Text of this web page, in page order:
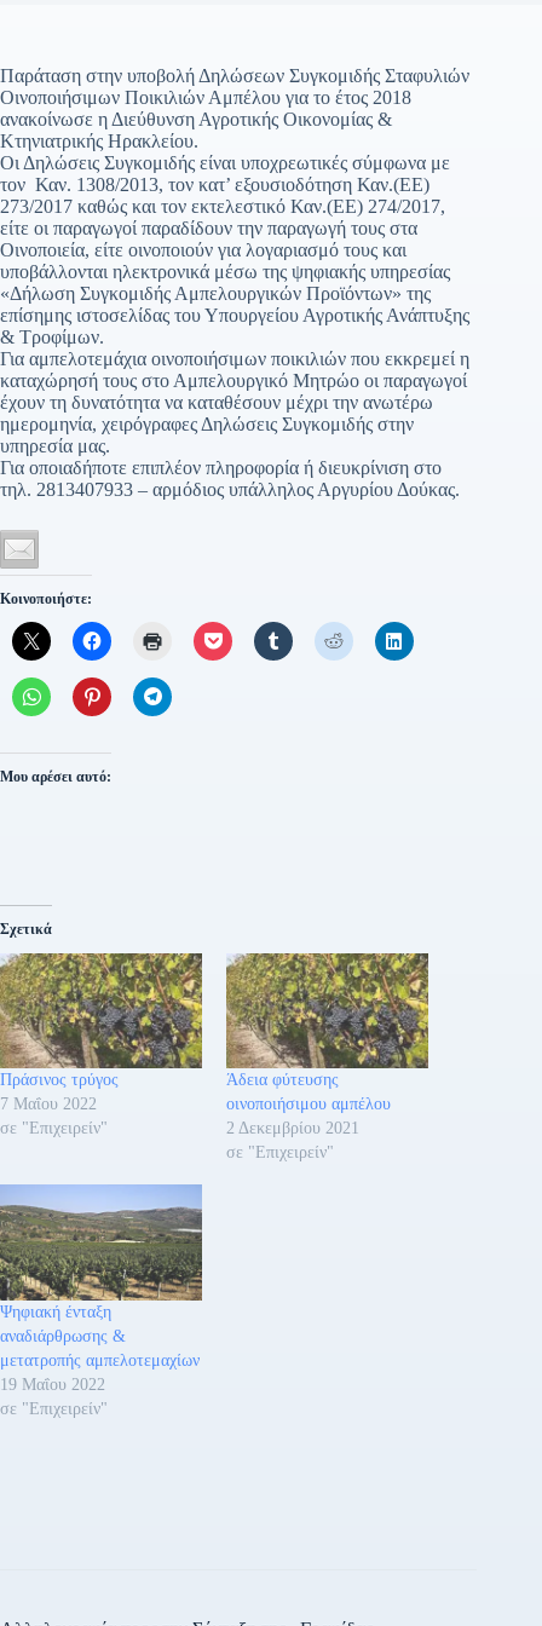
Παράταση στην υποβολή Δηλώσεων Συγκομιδής Σταφυλιών
Οινοποιήσιμων Ποικιλιών Αμπέλου για το έτος 2018
ανακοίνωσε η Διεύθυνση Αγροτικής Οικονομίας &
Κτηνιατρικής Ηρακλείου.
Οι Δηλώσεις Συγκομιδής είναι υποχρεωτικές σύμφωνα με
τον Καν. 1308/2013, τον κατ’ εξουσιοδότηση Καν.(ΕΕ)
273/2017 καθώς και τον εκτελεστικό Καν.(ΕΕ) 274/2017,
είτε οι παραγωγοί παραδίδουν την παραγωγή τους στα
Οινοποιεία, είτε οινοποιούν για λογαριασμό τους και
υποβάλλονται ηλεκτρονικά μέσω της ψηφιακής υπηρεσίας
«Δήλωση Συγκομιδής Αμπελουργικών Προϊόντων» της
επίσημης ιστοσελίδας του Υπουργείου Αγροτικής Ανάπτυξης
& Τροφίμων.
Για αμπελοτεμάχια οινοποιήσιμων ποικιλιών που εκκρεμεί η
καταχώρησή τους στο Αμπελουργικό Μητρώο οι παραγωγοί
έχουν τη δυνατότητα να καταθέσουν μέχρι την ανωτέρω
ημερομηνία, χειρόγραφες Δηλώσεις Συγκομιδής στην
υπηρεσία μας.
Για οποιαδήποτε επιπλέον πληροφορία ή διευκρίνιση στο
τηλ. 2813407933 – αρμόδιος υπάλληλος Αργυρίου Δούκας.
Κοινοποιήστε:
Μου αρέσει αυτό:
Σχετικά
Πράσινος τρύγος
7 Μαΐου 2022
σε "Επιχειρείν"
Άδεια φύτευσης
οινοποιήσιμου αμπέλου
2 Δεκεμβρίου 2021
σε "Επιχειρείν"
Ψηφιακή ένταξη
αναδιάρθρωσης &
μετατροπής αμπελοτεμαχίων
19 Μαΐου 2022
σε "Επιχειρείν"